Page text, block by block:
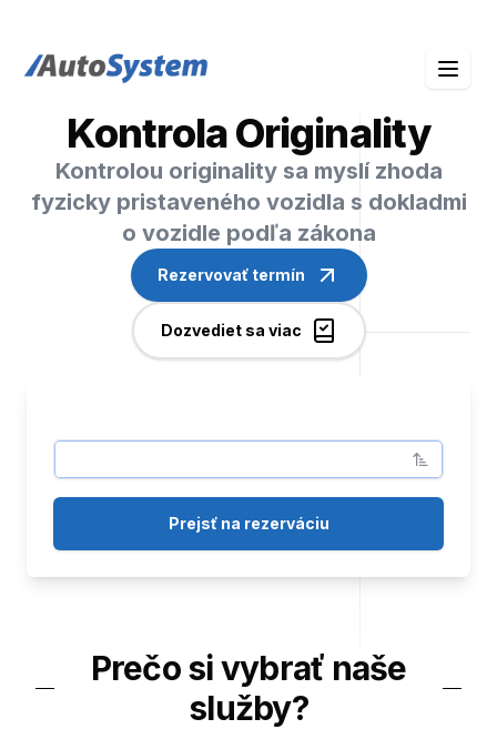
auto-system logo
Prejsť na rezerváciu
Kontrola Originality
Kontrolou originality sa myslí zhoda
fyzicky pristaveného vozidla s dokladmi
o vozidle podľa zákona
Rezervovať termín
Dozvediet sa viac
Prečo si vybrať naše
služby?